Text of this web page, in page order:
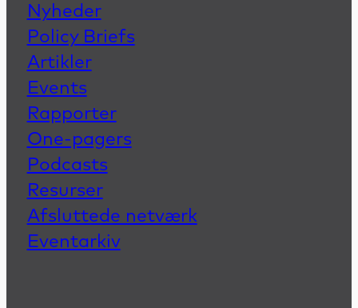
Nyheder
Policy Briefs
Artikler
Events
Rapporter
One-pagers
Podcasts
Resurser
Afsluttede netværk
Eventarkiv